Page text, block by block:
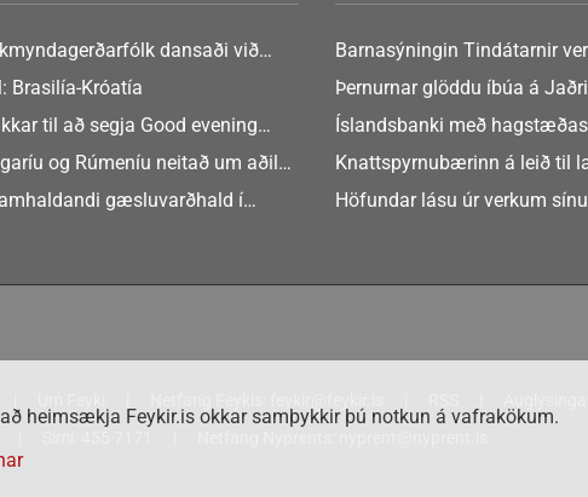
dansaði við
Brasilía-Króatía
til að segja Good evening
og Rúmeníu neitað um aðild
gæsluvarðhald í
Barnasýningin Tindátarnir
Bókasafni Akraness í dag ?
Þernurnar glöddu íbúa á Jaðri
Íslandsbanki með
tilboðið
Knattspyrnubærinn á leið til
Höfundar lásu úr verkum
heimsækja Feykir.is okkar samþykkir þú notkun á vafrakökum.